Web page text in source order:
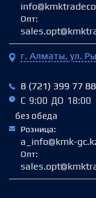
Опт:
г. Алматы, ул.
8 (721) 399 77 88
С 9:00 ДО 18:00
без обеда
Розница:
a_info@kmk-
Опт: